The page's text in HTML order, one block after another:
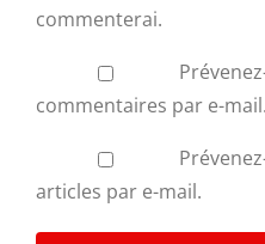
commenterai.
commentaires par e-mail.
articles par e-mail.